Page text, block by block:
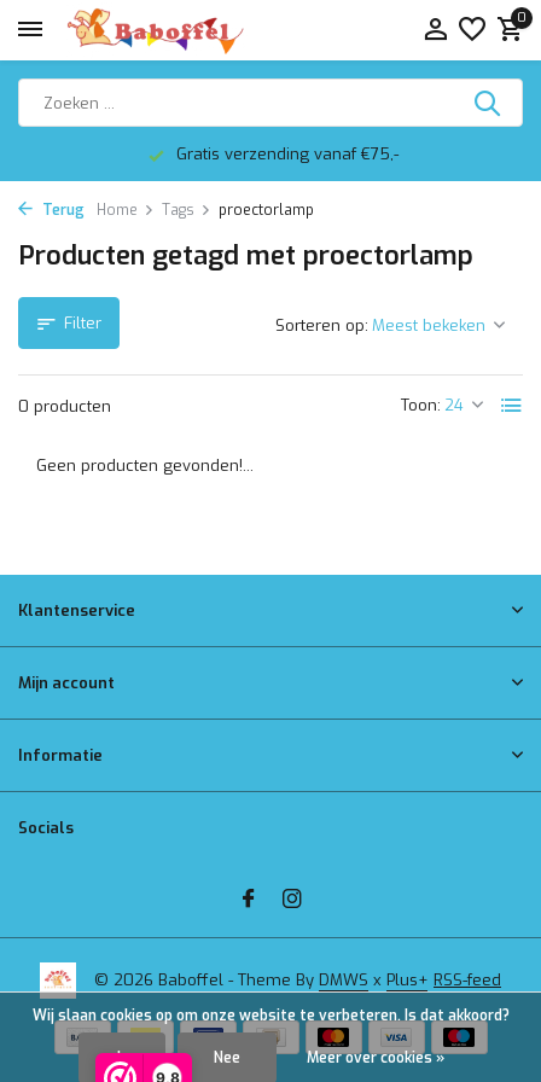
9,8
0
Gratis verzending vanaf €75,-
Terug Home Tags proectorlamp
Producten getagd met proectorlamp
Filter
0 producten Toon:
Sorteren op:
Geen producten gevonden!...
Klantenservice
Mijn account
Informatie
Socials
© 2026 Baboffel - Theme By DMWS x Plus+ RSS-feed
Wij slaan cookies op om onze website te verbeteren. Is dat akkoord?
Ja Nee Meer over cookies »